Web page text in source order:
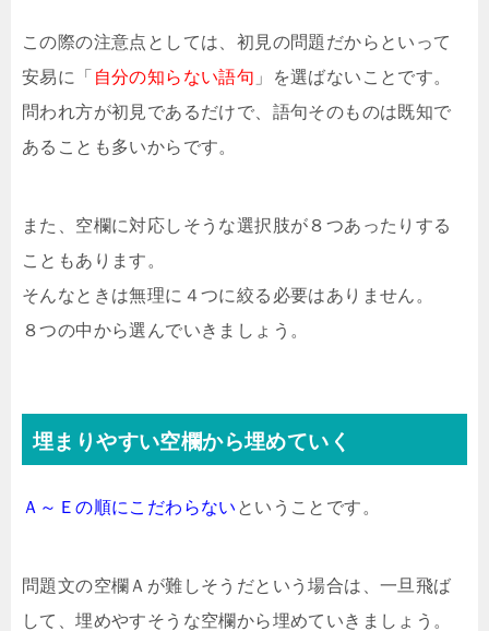
この際の注意点としては、初見の問題だからといって
安易に「 自分の知らない語句 」を選ばないことです。
問われ方が初見であるだけで、語句そのものは既知で
あることも多いからです。
また、空欄に対応しそうな選択肢が８つあったりする
こともあります。
そんなときは無理に４つに絞る必要はありません。
８つの中から選んでいきましょう。
埋まりやすい空欄から埋めていく
Ａ～Ｅの順にこだわらない ということです。
問題文の空欄Ａが難しそうだという場合は、一旦飛ば
して、埋めやすそうな空欄から埋めていきましょう。